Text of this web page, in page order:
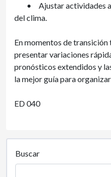
•
Ajustar actividades
del clima.
En momentos de
presentar variaciones
pronósticos extendidos y
la mejor guía para
ED 040
Buscar